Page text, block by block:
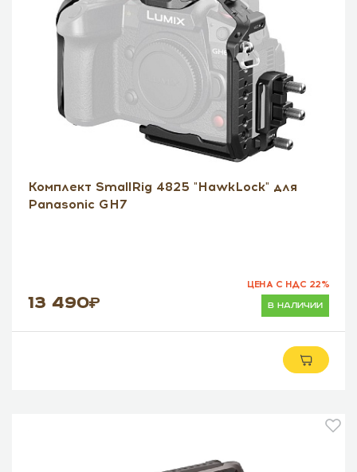
Комплект SmallRig 4825 "HawkLock" для
Panasonic GH7
13 490 в наличии
ЦЕНА С НДС 22%